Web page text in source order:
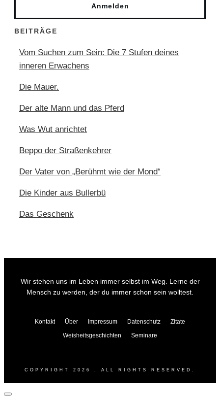
Anmelden
BEITRÄGE
Vom Suchen zum Sein: Die 7 Stufen deines
inneren Erwachens
Die Mauer.
Der alte Mann und das Pferd
Was Wut anrichtet
Beppo der Straßenkehrer
Der Vater von „Berühmt wie der Mond“
Die Kinder aus Bullerbü
Das Geschenk
Wir stehen uns im Leben immer selbst im Weg. Lerne der
Mensch zu werden, der du immer schon sein wolltest.
Kontakt Über Impressum Datenschutz
Zitate
Weisheitsgeschichten
Seminare
COPYRIGHT 2026 , ALL RIGHTS RESERVED.